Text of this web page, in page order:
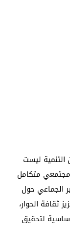
ليست
متكامل
الجماعي حول
ثقافة الحوار،
أساسية لتحقيق